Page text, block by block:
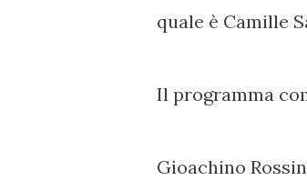
quale è Camille
Il programma
Gioachino